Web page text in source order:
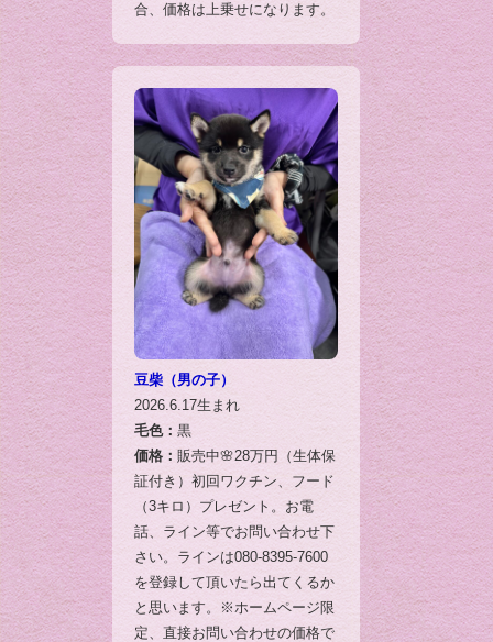
合、価格は上乗せになります。
豆柴（男の子）
2026.6.17生まれ
毛色： 黒
価格： 販売中🌸28万円（生体保
証付き）初回ワクチン、フード
（3キロ）プレゼント。お電
話、ライン等でお問い合わせ下
さい。ラインは080-8395-7600
を登録して頂いたら出てくるか
と思います。※ホームページ限
定、直接お問い合わせの価格で